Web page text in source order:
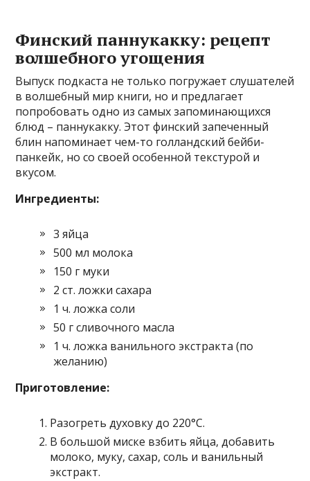
Финский паннукакку: рецепт
волшебного угощения
Выпуск подкаста не только погружает слушателей
в волшебный мир книги, но и предлагает
попробовать одно из самых запоминающихся
блюд – паннукакку. Этот финский запеченный
блин напоминает чем-то голландский бейби-
панкейк, но со своей особенной текстурой и
вкусом.
Ингредиенты:
3 яйца
500 мл молока
150 г муки
2 ст. ложки сахара
1 ч. ложка соли
50 г сливочного масла
1 ч. ложка ванильного экстракта (по
желанию)
Приготовление:
Разогреть духовку до 220°C.
В большой миске взбить яйца, добавить
молоко, муку, сахар, соль и ванильный
экстракт.